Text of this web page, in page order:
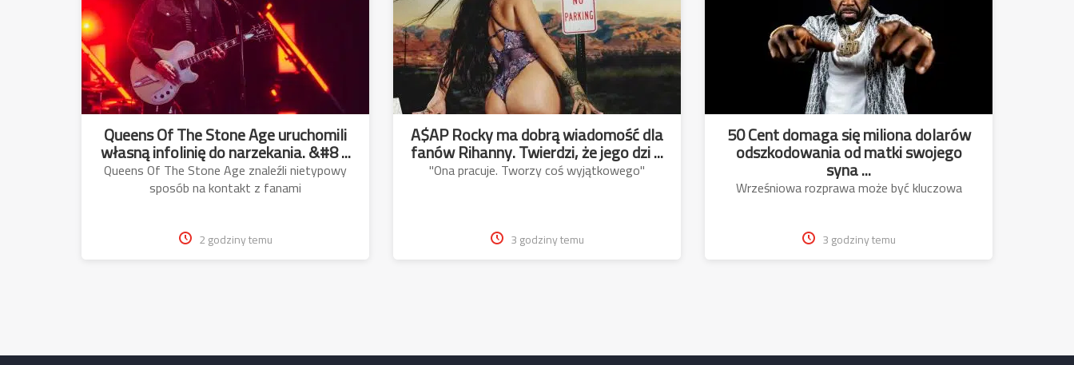
Queens Of The Stone Age uruchomili
własną infolinię do narzekania. &#8 ...
Queens Of The Stone Age znaleźli nietypowy
sposób na kontakt z fanami
2 godziny temu
A$AP Rocky ma dobrą wiadomość dla
fanów Rihanny. Twierdzi, że jego dzi ...
"Ona pracuje. Tworzy coś wyjątkowego"
3 godziny temu
50 Cent domaga się miliona dolarów
odszkodowania od matki swojego
syna ...
Wrześniowa rozprawa może być kluczowa
3 godziny temu